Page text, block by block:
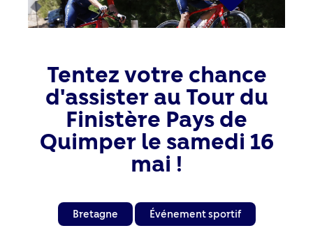
Tentez votre chance
d'assister au Tour du
Finistère Pays de
Quimper le samedi 16
mai !
Bretagne Événement sportif